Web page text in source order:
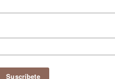
estupendamente con las
que iba desde los
los vestidos y faldas de